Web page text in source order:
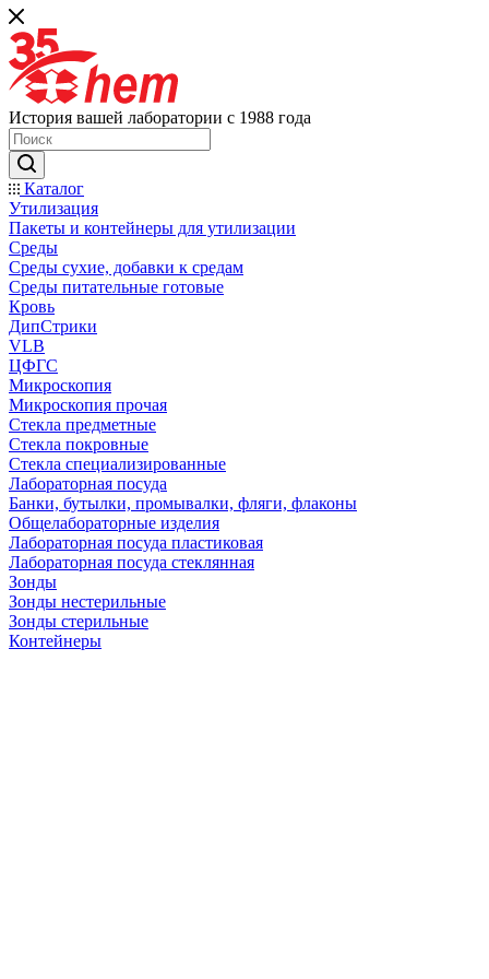
История вашей лаборатории с 1988 года
Каталог
Утилизация
Пакеты и контейнеры для утилизации
Среды
Среды сухие, добавки к средам
Среды питательные готовые
Кровь
ДипСтрики
VLB
ЦФГС
Микроскопия
Микроскопия прочая
Стекла предметные
Стекла покровные
Стекла специализированные
Лабораторная посуда
Банки, бутылки, промывалки, фляги, флаконы
Общелабораторные изделия
Лабораторная посуда пластиковая
Лабораторная посуда стеклянная
Зонды
Зонды нестерильные
Зонды стерильные
Контейнеры